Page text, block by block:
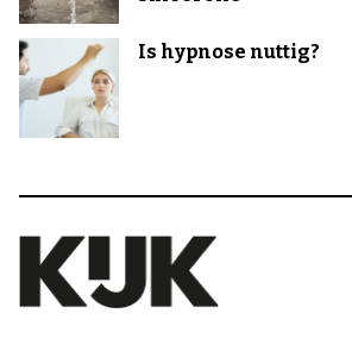
Is hypnose nuttig?